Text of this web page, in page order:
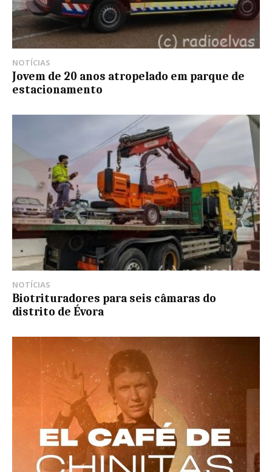
NOTÍCIAS
Jovem de 20 anos atropelado em parque de
estacionamento
NOTÍCIAS
Biotrituradores para seis câmaras do
distrito de Évora